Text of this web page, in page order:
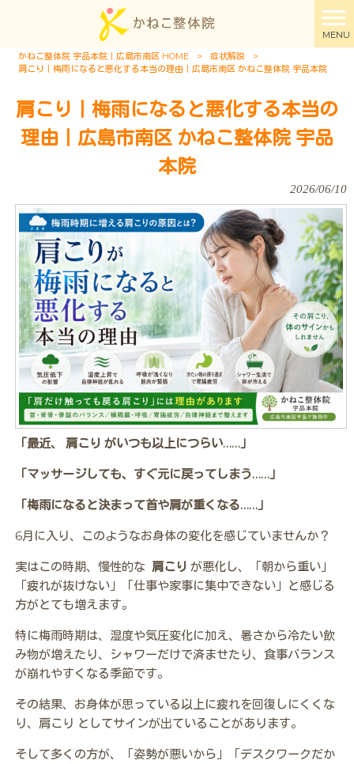
MENU
かねこ整体院 宇品本院｜広島市南区 HOME
> 症状解説
>
肩こり｜梅雨になると悪化する本当の理由｜広島市南区 かねこ整体院 宇品本院
肩こり｜梅雨になると悪化する本当の
理由｜広島市南区 かねこ整体院 宇品
本院
2026/06/10
「最近、 肩こり がいつも以上につらい……」
「マッサージしても、すぐ元に戻ってしまう……」
「梅雨になると決まって首や肩が重くなる……」
6月に入り、このようなお身体の変化を感じていませんか？
実はこの時期、慢性的な 肩こり が悪化し、「朝から重い」
「疲れが抜けない」「仕事や家事に集中できない」と感じる
方がとても増えます。
特に梅雨時期は、湿度や気圧変化に加え、暑さから冷たい飲
み物が増えたり、シャワーだけで済ませたり、食事バランス
が崩れやすくなる季節です。
その結果、お身体が思っている以上に疲れを回復しにくくな
り、肩こり としてサインが出ていることがあります。
そして多くの方が、「姿勢が悪いから」「デスクワークだか